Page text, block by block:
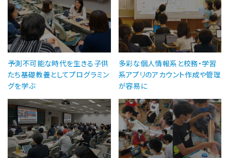
予測不可能な時代を生きる子供
たち基礎教養としてプログラミン
グを学ぶ
多彩な個人情報系と校務・学習
系アプリのアカウント作成や管理
が容易に